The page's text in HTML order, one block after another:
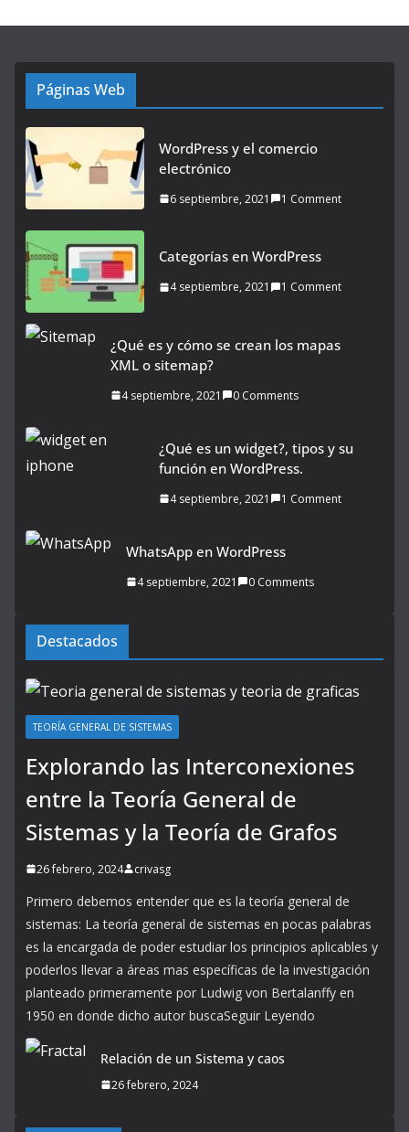
Páginas Web
WordPress y el comercio
electrónico
6 septiembre, 2021 1 Comment
Categorías en WordPress
4 septiembre, 2021 1 Comment
¿Qué es y cómo se crean los mapas
XML o sitemap?
4 septiembre, 2021 0 Comments
¿Qué es un widget?, tipos y su
función en WordPress.
4 septiembre, 2021 1 Comment
WhatsApp en WordPress
4 septiembre, 2021 0 Comments
Destacados
TEORÍA GENERAL DE SISTEMAS
Explorando las Interconexiones
entre la Teoría General de
Sistemas y la Teoría de Grafos
26 febrero, 2024 crivasg
Primero debemos entender que es la teoría general de
sistemas: La teoría general de sistemas en pocas palabras
es la encargada de poder estudiar los principios aplicables y
poderlos llevar a áreas mas específicas de la investigación
planteado primeramente por Ludwig von Bertalanffy en
1950 en donde dicho autor buscaSeguir Leyendo
Relación de un Sistema y caos
26 febrero, 2024